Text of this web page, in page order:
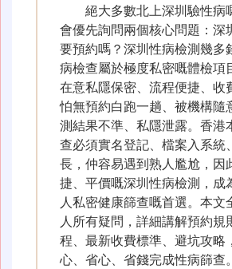
絕大多數北上深圳驗性病
會優先詢問兩個核心問題：深
要預約嗎？深圳性病檢測幾多
病檢查屬於極度私密嘅體檢項
在意私隱保密、流程便捷、收
怕無預約白跑一趟、被機構隨
測結果不準、私隱泄露。香港
查必須實名登記、檔案入系統
長，仲容易遇到熟人尷尬，因
捷、平價嘅深圳性病檢測，成
人私密健康篩查嘅首選。本文
人所有疑問，詳細講解預約規
程、最新收費標準、避坑攻略
心、省心、省錢完成性病篩查。